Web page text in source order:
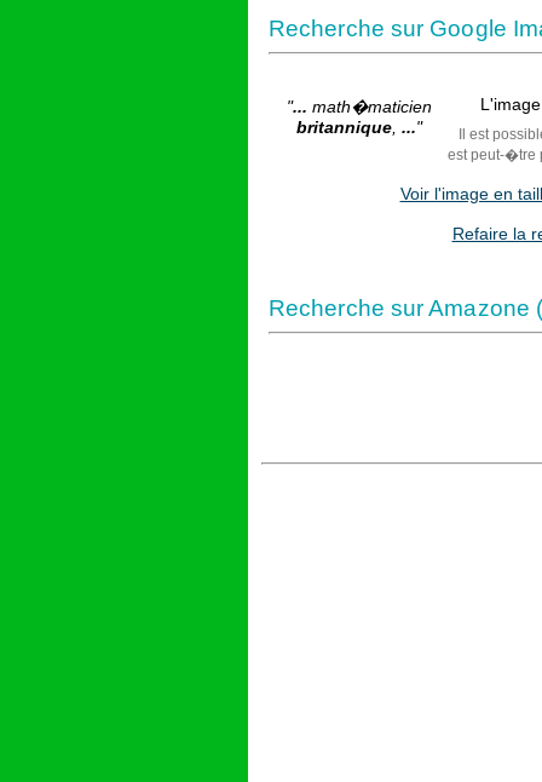
Recherche sur Google
"... math�maticien
britannique ..."
Il est
est peut-�tre
Voir l'image en
Refaire la
Recherche sur Amazone